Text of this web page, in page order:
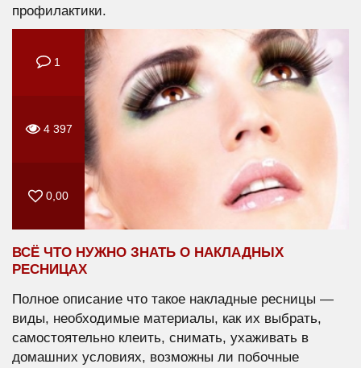
профилактики.
1
4 397
0,00
ВСЁ ЧТО НУЖНО ЗНАТЬ О НАКЛАДНЫХ
РЕСНИЦАХ
Полное описание что такое накладные ресницы —
виды, необходимые материалы, как их выбрать,
самостоятельно клеить, снимать, ухаживать в
домашних условиях, возможны ли побочные